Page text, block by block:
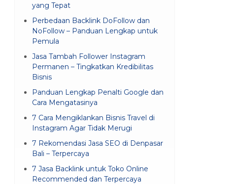
yang Tepat
Perbedaan Backlink DoFollow dan
NoFollow – Panduan Lengkap untuk
Pemula
Jasa Tambah Follower Instagram
Permanen – Tingkatkan Kredibilitas
Bisnis
Panduan Lengkap Penalti Google dan
Cara Mengatasinya
7 Cara Mengiklankan Bisnis Travel di
Instagram Agar Tidak Merugi
7 Rekomendasi Jasa SEO di Denpasar
Bali – Terpercaya
7 Jasa Backlink untuk Toko Online
Recommended dan Terpercaya